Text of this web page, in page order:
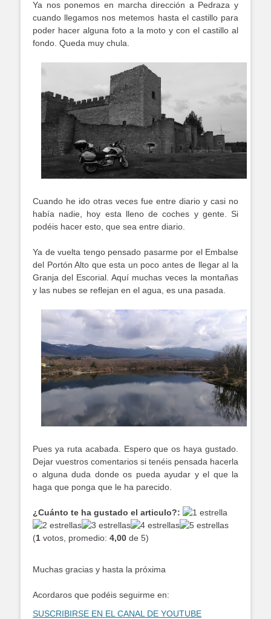
Ya nos ponemos en marcha dirección a Pedraza y
cuando llegamos nos metemos hasta el castillo para
poder hacer alguna foto a la moto y con el castillo al
fondo. Queda muy chula.
Cuando he ido otras veces fue entre diario y casi no
había nadie, hoy esta lleno de coches y gente. Si
podéis hacer esto, que sea entre diario.
Ya de vuelta tengo pensado pasarme por el Embalse
del Portón Alto que esta un poco antes de llegar al la
Granja del Escorial. Aquí muchas veces la montañas
y las nubes se reflejan en el agua, es una pasada.
Pues ya ruta acabada. Espero que os haya gustado.
Dejar vuestros comentarios si tenéis pensada hacerla
o alguna duda donde os pueda ayudar y el que la
haga que ponga que le ha parecido.
¿Cuánto te ha gustado el articulo?:
(1 votos, promedio: 4,00 de 5)
Muchas gracias y hasta la próxima
Acordaros que podéis seguirme en:
SUSCRIBIRSE EN EL CANAL DE YOUTUBE